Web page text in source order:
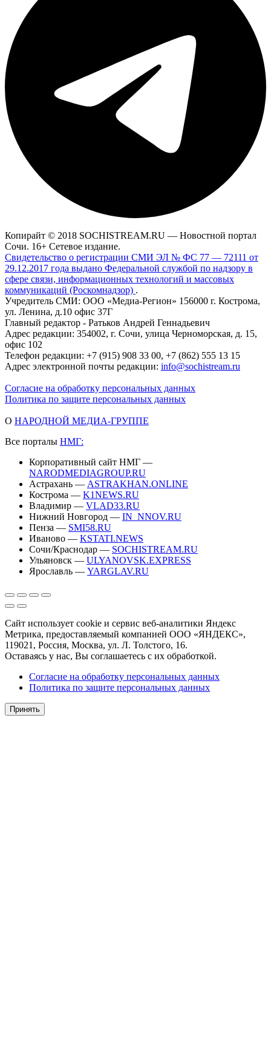
Копирайт © 2018 SOCHISTREAM.RU — Новостной портал
Сочи. 16+ Сетевое издание.
Свидетельство о регистрации СМИ ЭЛ № ФС 77 — 72111 от
29.12.2017 года выдано Федеральной службой по надзору в
сфере связи, информационных технологий и массовых
коммуникаций (Роскомнадзор) .
Учредитель СМИ: ООО «Медиа-Регион» 156000 г. Кострома,
ул. Ленина, д.10 офис 37Г
Главный редактор - Ратьков Андрей Геннадьевич
Адрес редакции: 354002, г. Сочи, улица Черноморская, д. 15,
офис 102
Телефон редакции: +7 (915) 908 33 00, +7 (862) 555 13 15
Адрес электронной почты редакции: info@sochistream.ru
Согласие на обработку персональных данных
Политика по защите персональных данных
О НАРОДНОЙ МЕДИА-ГРУППЕ
Все порталы НМГ:
Корпоративный сайт НМГ —
NARODMEDIAGROUP.RU
Астрахань — ASTRAKHAN.ONLINE
Кострома — K1NEWS.RU
Владимир — VLAD33.RU
Нижний Новгород — IN_NNOV.RU
Пенза — SMI58.RU
Иваново — KSTATI.NEWS
Сочи/Краснодар — SOCHISTREAM.RU
Ульяновск — ULYANOVSK.EXPRESS
Ярославль — YARGLAV.RU
Сайт использует cookie и сервис веб-аналитики Яндекс
Метрика, предоставляемый компанией ООО «ЯНДЕКС»,
119021, Россия, Москва, ул. Л. Толстого, 16.
Оставаясь у нас, Вы соглашаетесь с их обработкой.
Согласие на обработку персональных данных
Политика по защите персональных данных
Принять